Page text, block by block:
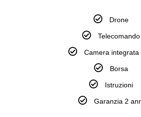
Drone
Telecomando
Camera integrata
Borsa
Istruzioni
Garanzia 2